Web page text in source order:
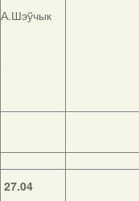
А.Шэўчык
27.04